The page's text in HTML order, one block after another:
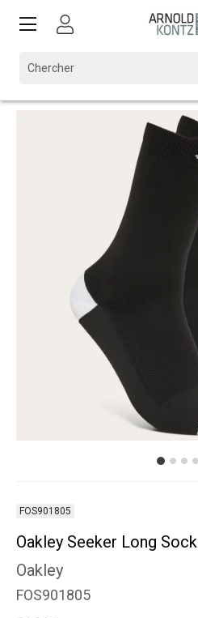
FOS901805
Oakley Seeker Long Sock
Oakley
FOS901805